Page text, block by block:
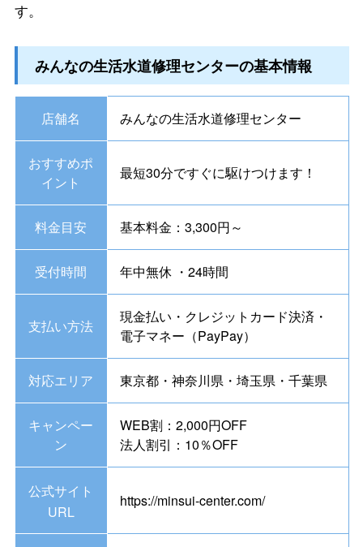
す。
みんなの生活水道修理センターの基本情報
店舗名 みんなの生活水道修理センター
おすすめポ
イント
最短30分ですぐに駆けつけます！
料金目安 基本料金：3,300円～
受付時間 年中無休 ・24時間
支払い方法
現金払い・クレジットカード決済・
電子マネー（PayPay）
対応エリア 東京都・神奈川県・埼玉県・千葉県
キャンペー
ン
WEB割：2,000円OFF
法人割引：10％OFF
公式サイト
URL
https://minsui-center.com/